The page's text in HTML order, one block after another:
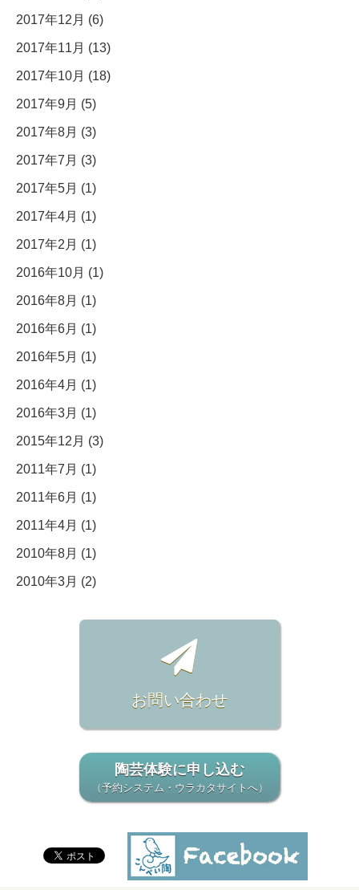
2017年12月 (6)
2017年11月 (13)
2017年10月 (18)
2017年9月 (5)
2017年8月 (3)
2017年7月 (3)
2017年5月 (1)
2017年4月 (1)
2017年2月 (1)
2016年10月 (1)
2016年8月 (1)
2016年6月 (1)
2016年5月 (1)
2016年4月 (1)
2016年3月 (1)
2015年12月 (3)
2011年7月 (1)
2011年6月 (1)
2011年4月 (1)
2010年8月 (1)
2010年3月 (2)
お問い合わせ
陶芸体験に申し込む
（予約システム・ウラカタサイトへ）